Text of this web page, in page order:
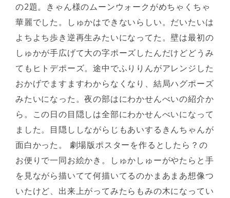
の2題。きゃん様のムーンウォークがめちゃくちゃ
華麗でした。しゅかはできないらしい。だいたいは
よちよち歩き逆再生みたいになってた。壁は最初の
しゅかが手広げて大の字ポーズしたんだけどどうみ
てもヒトデポーズ。途中でふりりんがアレンジした
おかげでますますわからなくなり、結局ハグポーズ
みたいになった。夜の部はにわかせんべいの紹介か
ら。この日の目隠しは全部にわかせんべいになって
ました。目隠ししながらじもあいするきんちゃんが
面白かった。 劇場版ポスターを作るとしたら？の
お便りで一同お絵かき。しゅかしゅーがやたらと手
を見ながら描いてて何描いてるのかまあまあ想像つ
いたけど、出来上がってみたらもみの木になってい